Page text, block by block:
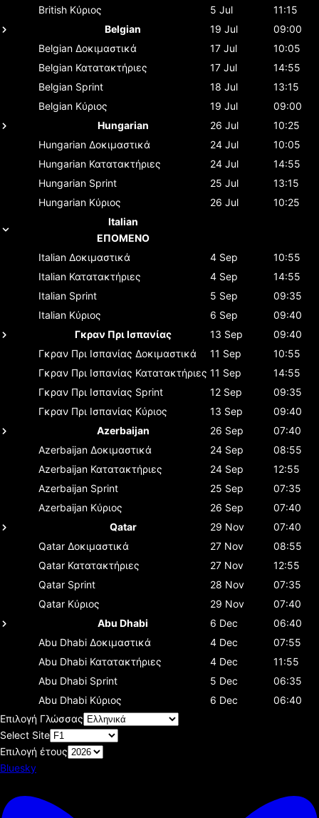
British Κύριος 5 Jul
11:15
Belgian
19 Jul
09:00
Belgian Δοκιμαστικά 17 Jul
10:05
Belgian Κατατακτήριες 17 Jul
14:55
Belgian Sprint 18 Jul
13:15
Belgian Κύριος 19 Jul
09:00
Hungarian
26 Jul
10:25
Hungarian Δοκιμαστικά 24 Jul
10:05
Hungarian Κατατακτήριες 24 Jul
14:55
Hungarian Sprint 25 Jul
13:15
Hungarian Κύριος 26 Jul
10:25
Italian
ΕΠΟΜΕΝΟ
Italian Δοκιμαστικά 4 Sep
10:55
Italian Κατατακτήριες 4 Sep
14:55
Italian Sprint 5 Sep
09:35
Italian Κύριος 6 Sep
09:40
Γκραν Πρι Ισπανίας
13 Sep
09:40
Γκραν Πρι Ισπανίας Δοκιμαστικά 11 Sep
10:55
Γκραν Πρι Ισπανίας Κατατακτήριες 11 Sep
14:55
Γκραν Πρι Ισπανίας Sprint 12 Sep
09:35
Γκραν Πρι Ισπανίας Κύριος 13 Sep
09:40
Azerbaijan
26 Sep
07:40
Azerbaijan Δοκιμαστικά 24 Sep
08:55
Azerbaijan Κατατακτήριες 24 Sep
12:55
Azerbaijan Sprint 25 Sep
07:35
Azerbaijan Κύριος 26 Sep
07:40
Qatar
29 Nov
07:40
Qatar Δοκιμαστικά 27 Nov
08:55
Qatar Κατατακτήριες 27 Nov
12:55
Qatar Sprint 28 Nov
07:35
Qatar Κύριος 29 Nov
07:40
Abu Dhabi
6 Dec
06:40
Abu Dhabi Δοκιμαστικά 4 Dec
07:55
Abu Dhabi Κατατακτήριες 4 Dec
11:55
Abu Dhabi Sprint 5 Dec
06:35
Abu Dhabi Κύριος 6 Dec
06:40
Επιλογή Γλώσσας
Select Site
Επιλογή έτους
Bluesky